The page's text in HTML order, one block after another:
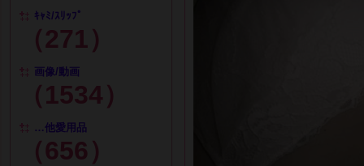
ｷｬﾐ/ｽﾘｯﾌﾟ
（271）
画像/動画
（1534）
…他愛用品
（656）